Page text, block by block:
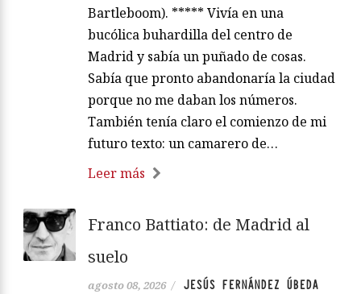
Bartleboom). ***** Vivía en una
bucólica buhardilla del centro de
Madrid y sabía un puñado de cosas.
Sabía que pronto abandonaría la ciudad
porque no me daban los números.
También tenía claro el comienzo de mi
futuro texto: un camarero de…
Leer más
Franco Battiato: de Madrid al
suelo
agosto 08, 2026 / JESÚS FERNÁNDEZ ÚBEDA